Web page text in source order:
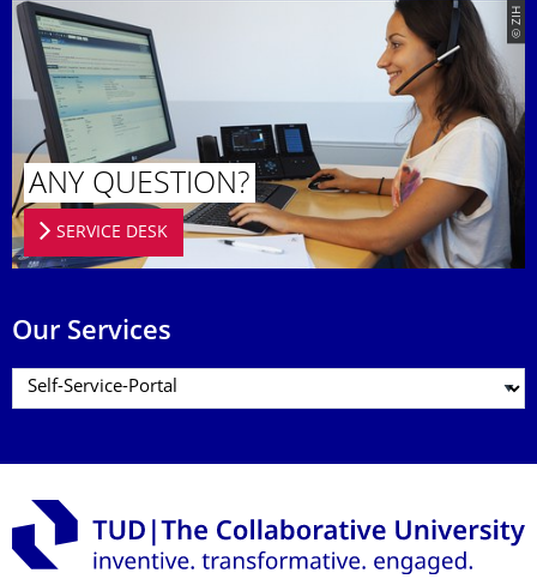
© ZIH
ANY QUESTION?
SERVICE DESK
Our Services